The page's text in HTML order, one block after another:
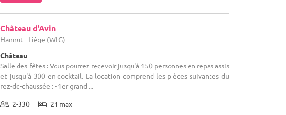
Château d'Avin
Hannut - Liège (WLG)
Château
Salle des fêtes : Vous pourrez recevoir jusqu'à 150 personnes en repas assis
et jusqu'à 300 en cocktail. La location comprend les pièces suivantes du
rez-de-chaussée : - 1er grand ...
2-330 21 max